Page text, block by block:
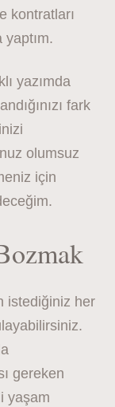
kontratları
yazımda
fark
olumsuz
için
istediğiniz her
gereken
yaşam